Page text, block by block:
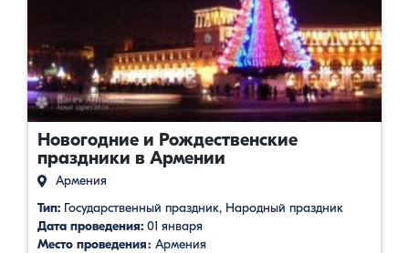
Новогодние и Рождественские
праздники в Армении
Армения
Тип: Государственный праздник, Народный праздник
Дата проведения: 01 января
Место проведения։ Армения